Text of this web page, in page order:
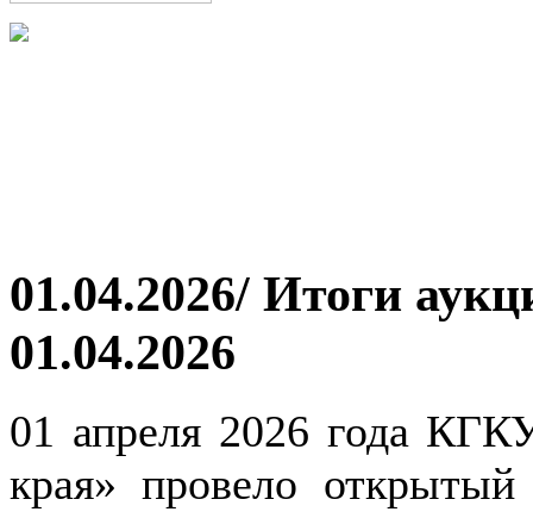
01.04.2026/ Итоги
01.04.2026
01 апреля 2026 года
края» провело